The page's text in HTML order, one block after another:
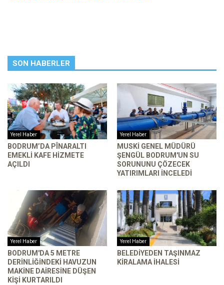
SON HABERLER
Yerel Haber
BODRUM’DA PÎNARALTI
EMEKLI KAFE HIZMETE
AÇILDI
Yerel Haber
MUSKİ GENEL MÜDÜRÜ
ŞENGÜL BODRUM'UN SU
SORUNUNU ÇÖZECEK
YATIRIMLARI INCELEDI
Yerel Haber
BODRUM'DA 5 METRE
DERINLIĞINDEKI HAVUZUN
MAKINE DAIRESINE DÜŞEN
KIŞI KURTARILDI
Yerel Haber
BELEDIYEDEN TAŞINMAZ
KIRALAMA İHALESI